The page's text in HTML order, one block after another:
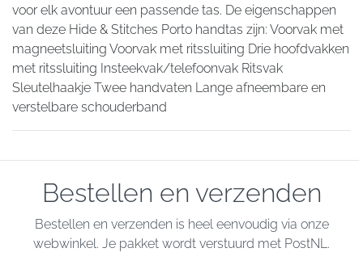
voor elk avontuur een passende tas. De eigenschappen
van deze Hide & Stitches Porto handtas zijn: Voorvak met
magneetsluiting Voorvak met ritssluiting Drie hoofdvakken
met ritssluiting Insteekvak/telefoonvak Ritsvak
Sleutelhaakje Twee handvaten Lange afneembare en
verstelbare schouderband
Bestellen en verzenden
Bestellen en verzenden is heel eenvoudig via onze
webwinkel. Je pakket wordt verstuurd met PostNL.